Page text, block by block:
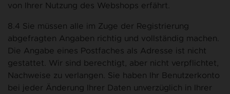
von Ihrer Nutzung des Webshops erfährt.
8.4 Sie müssen alle im Zuge der Registrierung
abgefragten Angaben richtig und vollständig machen.
Die Angabe eines Postfaches als Adresse ist nicht
gestattet. Wir sind berechtigt, aber nicht verpflichtet,
Nachweise zu verlangen. Sie haben Ihr Benutzerkonto
bei jeder Änderung Ihrer Daten unverzüglich in Ihrer